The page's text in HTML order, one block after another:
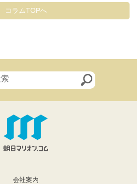
コラムTOPへ
会社案内